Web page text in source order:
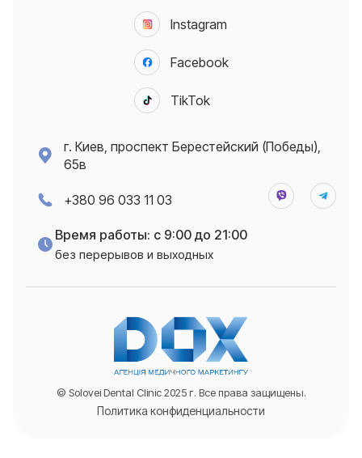
Instagram
Facebook
TikTok
г. Киев, проспект Берестейский (Победы),
65в
+380 96 033 11 03
Время работы: с 9:00 до 21:00
без перерывов и выходных
© Solovei Dental Clinic 2025 г. Все права защищены.
Политика конфиденциальности